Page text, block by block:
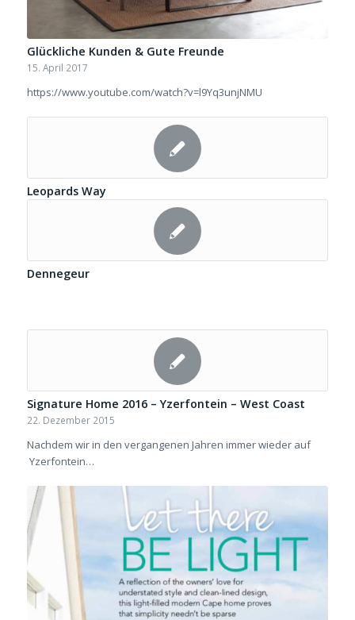
Glückliche Kunden & Gute Freunde
15. April 2017
https://www.youtube.com/watch?v=l9Yq3unjNMU
Leopards Way
Dennegeur
Signature Home 2016 – Yzerfontein – West Coast
22. Dezember 2015
Nachdem wir in den vergangenen Jahren immer wieder auf
Yzerfontein…